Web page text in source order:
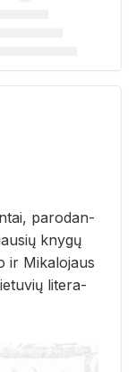
pa­ro­dan­
kny­gų
ir Mi­ka­lo­jaus
li­te­ra­